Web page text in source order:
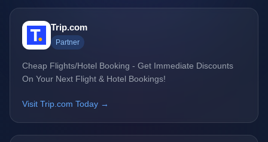
Trip.com
Partner
Cheap Flights/Hotel Booking - Get Immediate Discounts
On Your Next Flight & Hotel Bookings!
Visit Trip.com Today →